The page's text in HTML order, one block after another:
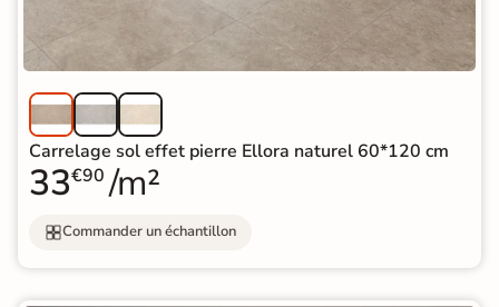
Carrelage sol effet pierre Ellora naturel 60*120 cm
33€90 /m²
Commander un échantillon